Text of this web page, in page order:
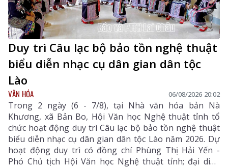
Duy trì Câu lạc bộ bảo tồn nghệ thuật
biểu diễn nhạc cụ dân gian dân tộc
Lào
VĂN HÓA 06/08/2026 20:02
Trong 2 ngày (6 - 7/8), tại Nhà văn hóa bản Nà
Khương, xã Bản Bo, Hội Văn học Nghệ thuật tỉnh tổ
chức hoạt động duy trì Câu lạc bộ bảo tồn nghệ thuật
biểu diễn nhạc cụ dân gian dân tộc Lào năm 2026. Dự
hoạt động duy trì có đồng chí Phùng Thị Hải Yến -
Phó Chủ tịch Hội Văn học Nghệ thuật tỉnh; đại diện